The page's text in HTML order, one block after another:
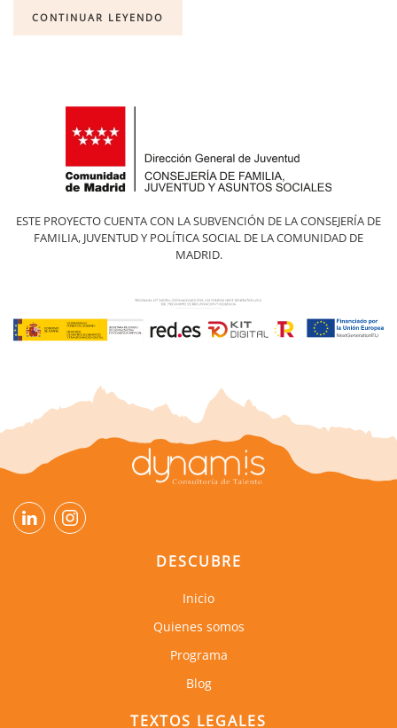
CONTINUAR LEYENDO
ESTE PROYECTO CUENTA CON LA SUBVENCIÓN DE LA CONSEJERÍA DE
FAMILIA, JUVENTUD Y POLÍTICA SOCIAL DE LA COMUNIDAD DE
MADRID.
DESCUBRE
Inicio
Quienes somos
Programa
Blog
TEXTOS LEGALES